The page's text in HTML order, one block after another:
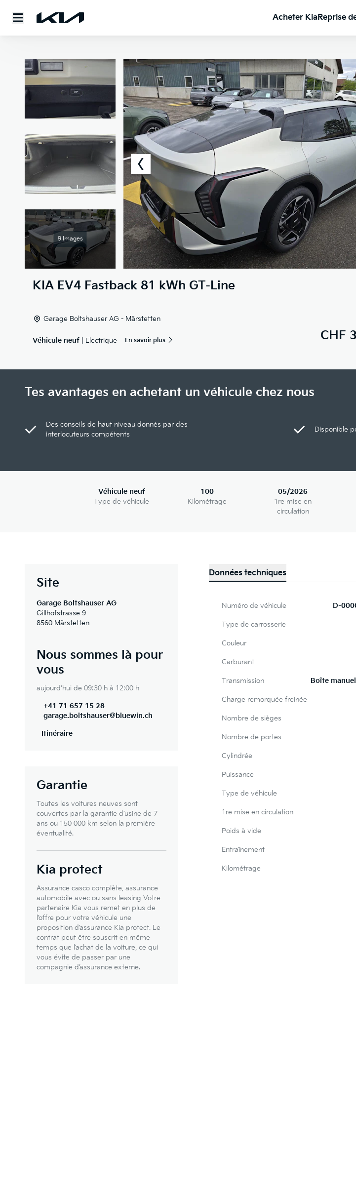
Acheter KiaReprise
9 Images
KIA EV4 Fastback 81 kWh GT-Line
Garage Boltshauser AG - Märstetten
Véhicule neuf | Electrique En savoir plus CHF
Tes avantages en achetant un véhicule chez nous
Des conseils de haut niveau donnés par des
interlocuteurs compétents
Disponible
Véhicule neuf
Type de véhicule
100
Kilométrage
05/2026
1re mise en
circulation
Données techniques
Numéro de véhicule D-
Type de carrosserie
Couleur
Carburant
Transmission Boîte
Charge remorquée freinée
Nombre de sièges
Nombre de portes
Cylindrée
Puissance
Type de véhicule
1re mise en circulation
Poids à vide
Entraînement
Kilométrage
Site
Garage Boltshauser AG
Gillhofstrasse 9
8560 Märstetten
Nous sommes là pour
vous
aujourd'hui de 09:30 h à 12:00 h
+41 71 657 15 28
garage.boltshauser@bluewin.ch
Itinéraire
Garantie
Toutes les voitures neuves sont
couvertes par la garantie d’usine de 7
ans ou 150 000 km selon la première
éventualité.
Kia protect
Assurance casco complète, assurance
automobile avec ou sans leasing Votre
partenaire Kia vous remet en plus de
l’offre pour votre véhicule une
proposition d’assurance Kia protect. Le
contrat peut être souscrit en même
temps que l’achat de la voiture, ce qui
vous évite de passer par une
compagnie d’assurance externe.